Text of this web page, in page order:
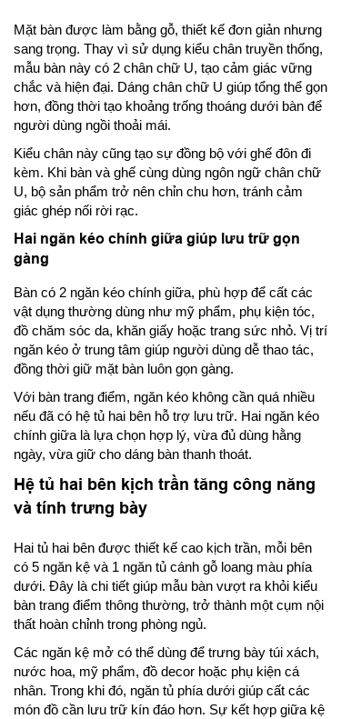
Mặt bàn được làm bằng gỗ, thiết kế đơn giản nhưng
sang trọng. Thay vì sử dụng kiểu chân truyền thống,
mẫu bàn này có 2 chân chữ U, tạo cảm giác vững
chắc và hiện đại. Dáng chân chữ U giúp tổng thể gọn
hơn, đồng thời tạo khoảng trống thoáng dưới bàn để
người dùng ngồi thoải mái.
Kiểu chân này cũng tạo sự đồng bộ với ghế đôn đi
kèm. Khi bàn và ghế cùng dùng ngôn ngữ chân chữ
U, bộ sản phẩm trở nên chỉn chu hơn, tránh cảm
giác ghép nối rời rạc.
Hai ngăn kéo chính giữa giúp lưu trữ gọn
gàng
Bàn có 2 ngăn kéo chính giữa, phù hợp để cất các
vật dụng thường dùng như mỹ phẩm, phụ kiện tóc,
đồ chăm sóc da, khăn giấy hoặc trang sức nhỏ. Vị trí
ngăn kéo ở trung tâm giúp người dùng dễ thao tác,
đồng thời giữ mặt bàn luôn gọn gàng.
Với bàn trang điểm, ngăn kéo không cần quá nhiều
nếu đã có hệ tủ hai bên hỗ trợ lưu trữ. Hai ngăn kéo
chính giữa là lựa chọn hợp lý, vừa đủ dùng hằng
ngày, vừa giữ cho dáng bàn thanh thoát.
Hệ tủ hai bên kịch trần tăng công năng
và tính trưng bày
Hai tủ hai bên được thiết kế cao kịch trần, mỗi bên
có 5 ngăn kệ và 1 ngăn tủ cánh gỗ loang màu phía
dưới. Đây là chi tiết giúp mẫu bàn vượt ra khỏi kiểu
bàn trang điểm thông thường, trở thành một cụm nội
thất hoàn chỉnh trong phòng ngủ.
Các ngăn kệ mở có thể dùng để trưng bày túi xách,
nước hoa, mỹ phẩm, đồ decor hoặc phụ kiện cá
nhân. Trong khi đó, ngăn tủ phía dưới giúp cất các
món đồ cần lưu trữ kín đáo hơn. Sự kết hợp giữa kệ